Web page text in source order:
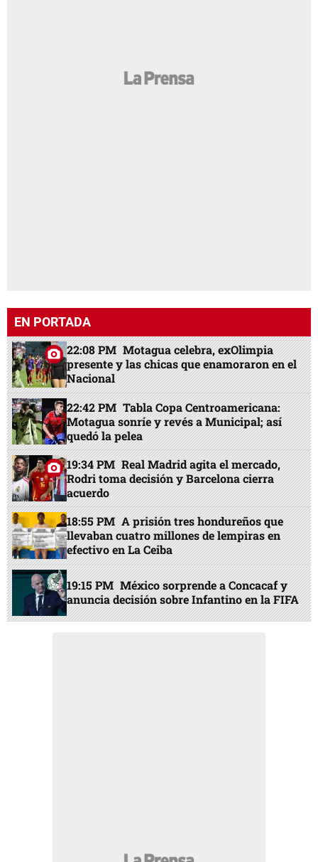
EN PORTADA
22:08 PM Motagua celebra, exOlimpia
presente y las chicas que enamoraron en el
Nacional
22:42 PM Tabla Copa Centroamericana:
Motagua sonríe y revés a Municipal; así
quedó la pelea
19:34 PM Real Madrid agita el mercado,
Rodri toma decisión y Barcelona cierra
acuerdo
18:55 PM A prisión tres hondureños que
llevaban cuatro millones de lempiras en
efectivo en La Ceiba
19:15 PM México sorprende a Concacaf y
anuncia decisión sobre Infantino en la FIFA